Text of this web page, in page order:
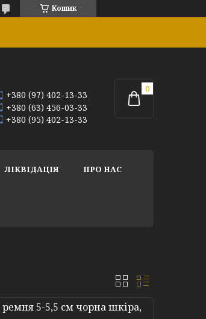
Кошик
+380 (97) 402-13-33
+380 (63) 456-03-33
+380 (95) 402-13-33
ЛІКВІДАЦІЯ ПРО НАС
ремня 5-5,5 см чорна шкіра,